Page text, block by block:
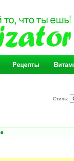
Рецепты
Стиль: